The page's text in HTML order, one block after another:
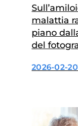
malattia
piano
del
(Omar),.
2026-02-